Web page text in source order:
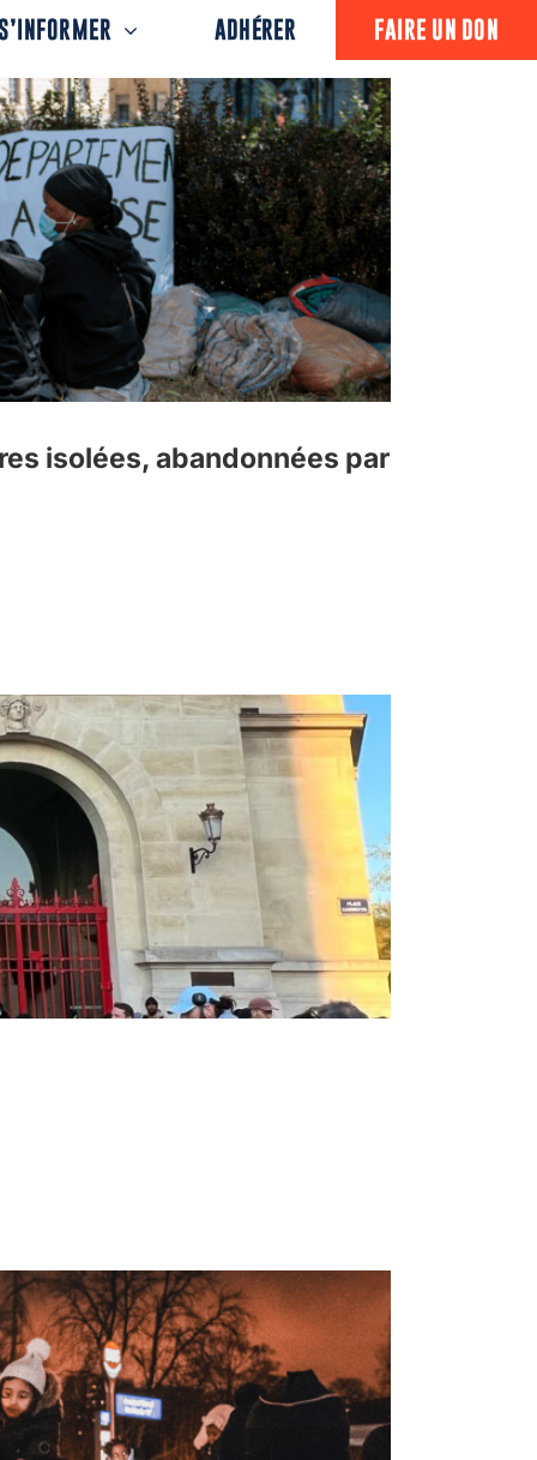
ADHÉRER FAIRE UN DON
isolées, abandonnées par